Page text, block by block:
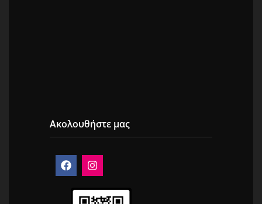
Ακολουθήστε μας